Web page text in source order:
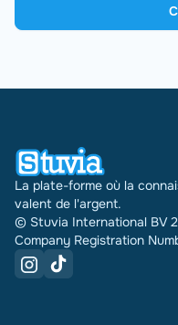
La plate-forme où la
valent de l'argent.
© Stuvia International BV
Company Registration